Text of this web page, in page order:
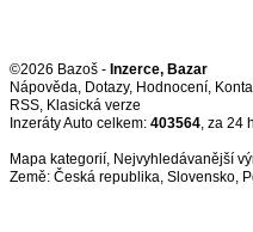
©2026 Bazoš - Inzerce, Bazar
Nápověda, Dotazy, Hodnocení,
RSS,
Inzeráty Auto celkem: 403564, za 24
Mapa kategorií, Nejvyhledávanější
Země: Česká republika, Slovensko,